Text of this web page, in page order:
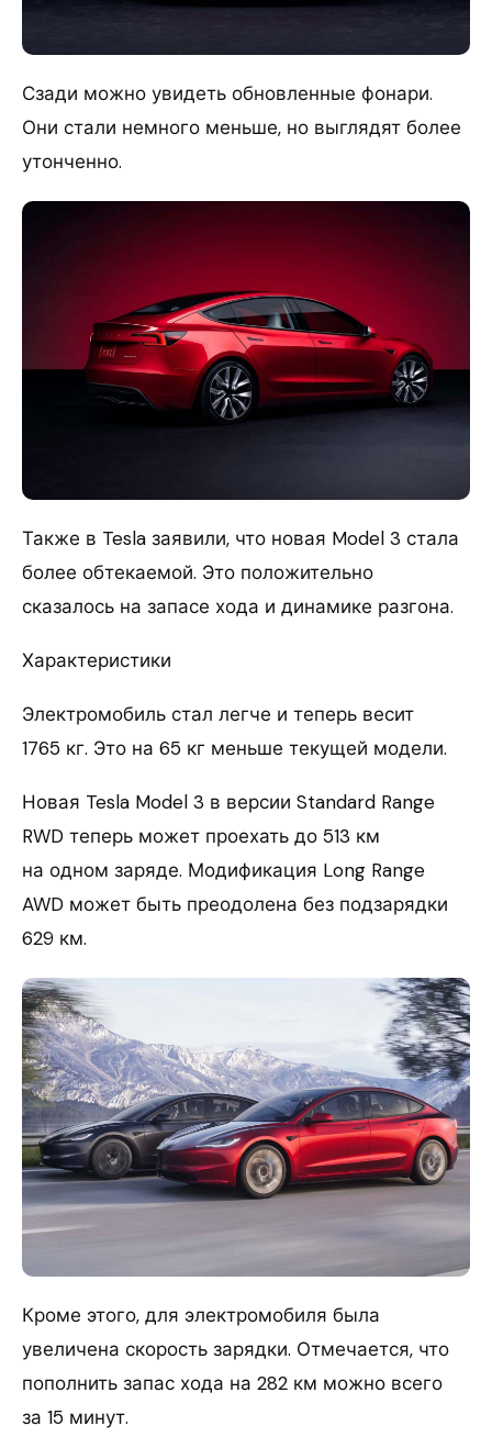
Сзади можно увидеть обновленные фонари.
Они стали немного меньше, но выглядят более
утонченно.
Также в Tesla заявили, что новая Model 3 стала
более обтекаемой. Это положительно
сказалось на запасе хода и динамике разгона.
Характеристики
Электромобиль стал легче и теперь весит
1765 кг. Это на 65 кг меньше текущей модели.
Новая Tesla Model 3 в версии Standard Range
RWD теперь может проехать до 513 км
на одном заряде. Модификация Long Range
AWD может быть преодолена без подзарядки
629 км.
Кроме этого, для электромобиля была
увеличена скорость зарядки. Отмечается, что
пополнить запас хода на 282 км можно всего
за 15 минут.